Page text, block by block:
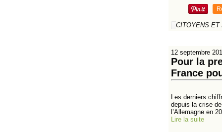
CITOYENS ET
12 septembre
Pour la
France
Les derniers
depuis la crise
l’Allemagne en
Lire la suite